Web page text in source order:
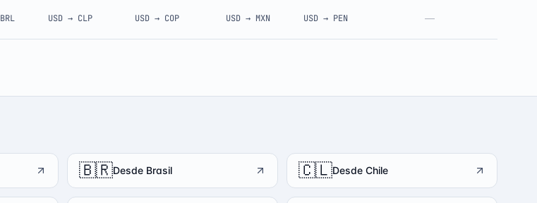
BRL USD → CLP USD→ COP USD → MXN USD → PEN —
🇧🇷Desde Brasil 🇨🇱Desde Chile